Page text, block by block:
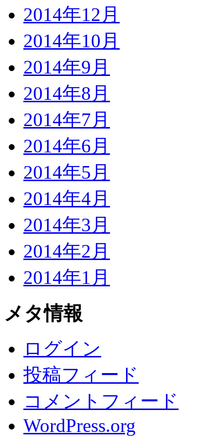
2014年12月
2014年10月
2014年9月
2014年8月
2014年7月
2014年6月
2014年5月
2014年4月
2014年3月
2014年2月
2014年1月
メタ情報
ログイン
投稿フィード
コメントフィード
WordPress.org